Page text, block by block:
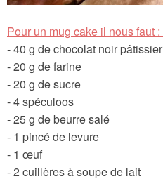
Pour un mug cake il nous faut :
- 40 g de chocolat noir pâtissier
- 20 g de farine
- 20 g de sucre
- 4 spéculoos
- 25 g de beurre salé
- 1 pincé de levure
- 1 œuf
- 2 cuillères à soupe de lait